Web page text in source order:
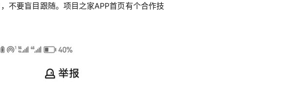
不要盲目跟随。项目之家APP首页有个合作技